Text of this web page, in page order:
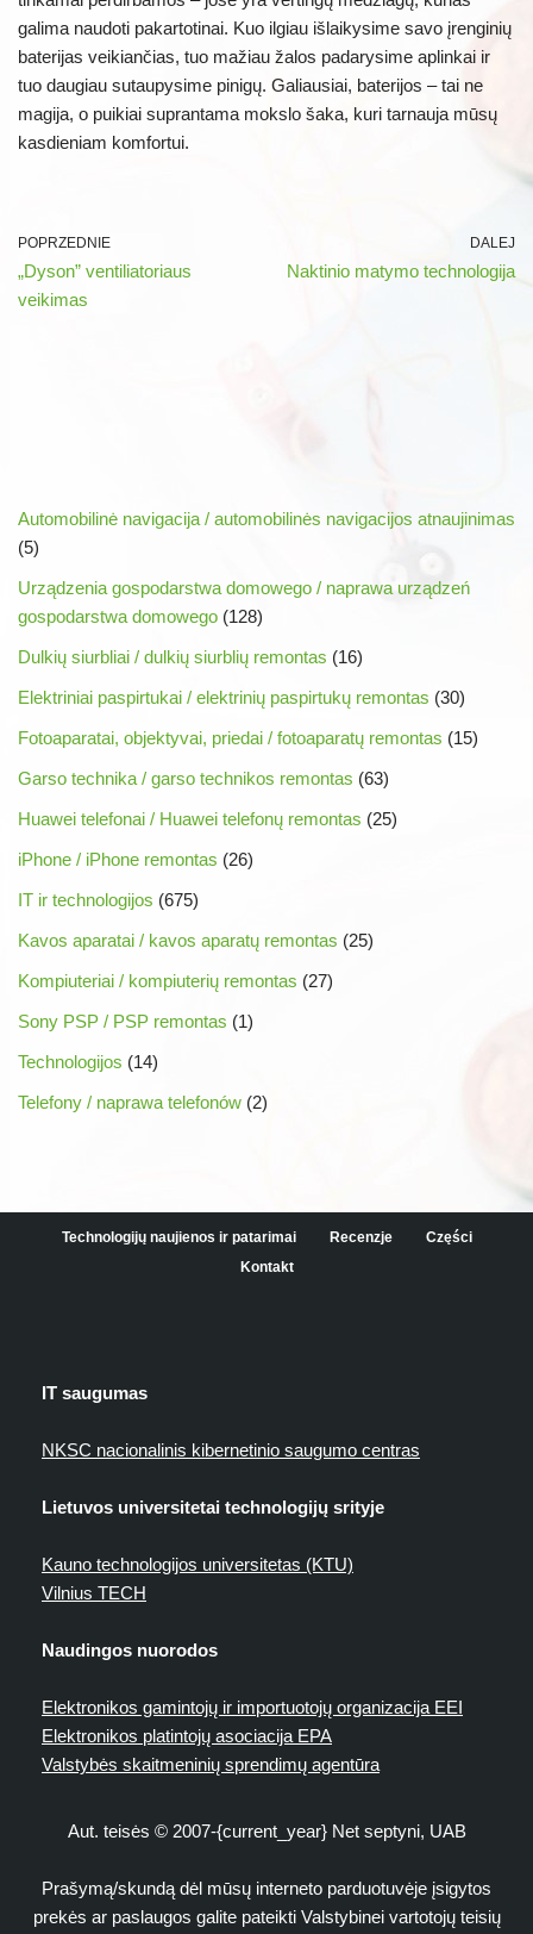
galima naudoti pakartotinai. Kuo ilgiau išlaikysime savo įrenginių
baterijas veikiančias, tuo mažiau žalos padarysime aplinkai ir
tuo daugiau sutaupysime pinigų. Galiausiai, baterijos – tai ne
magija, o puikiai suprantama mokslo šaka, kuri tarnauja mūsų
kasdieniam komfortui.
POPRZEDNIE
„Dyson” ventiliatoriaus
veikimas
DALEJ
Naktinio matymo technologija
Automobilinė navigacija / automobilinės navigacijos atnaujinimas
(5)
Urządzenia gospodarstwa domowego / naprawa urządzeń
gospodarstwa domowego (128)
Dulkių siurbliai / dulkių siurblių remontas (16)
Elektriniai paspirtukai / elektrinių paspirtukų remontas (30)
Fotoaparatai, objektyvai, priedai / fotoaparatų remontas (15)
Garso technika / garso technikos remontas (63)
Huawei telefonai / Huawei telefonų remontas (25)
iPhone / iPhone remontas (26)
IT ir technologijos (675)
Kavos aparatai / kavos aparatų remontas (25)
Kompiuteriai / kompiuterių remontas (27)
Sony PSP / PSP remontas (1)
Technologijos (14)
Telefony / naprawa telefonów (2)
Technologijų naujienos ir patarimai Recenzje
Części
Kontakt
IT saugumas
NKSC nacionalinis kibernetinio saugumo centras
Lietuvos universitetai technologijų srityje
Kauno technologijos universitetas (KTU)
Vilnius TECH
Naudingos nuorodos
Elektronikos gamintojų ir importuotojų organizacija EEI
Elektronikos platintojų asociacija EPA
Valstybės skaitmeninių sprendimų agentūra
Aut. teisės © 2007-{current_year} Net septyni, UAB
Prašymą/skundą dėl mūsų interneto parduotuvėje įsigytos
prekės ar paslaugos galite pateikti Valstybinei vartotojų teisių